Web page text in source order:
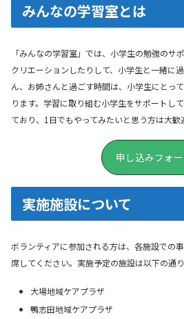
みんなの学習室とは
「みんなの学習室」では、小学生の勉強のサ
クリエーションしたりして、小学生と一緒に
ん、お姉さんと過ごす時間は、小学生にとっ
ります。学習に取り組む小学生をサポートし
ており、1日でもやってみたいと思う方は大歓
申し込みフォ
実施施設について
ボランティアに参加される方は、各施設での
席してください。実施予定の施設は以下の通
大場地域ケアプラザ
鴨志田地域ケアプラザ